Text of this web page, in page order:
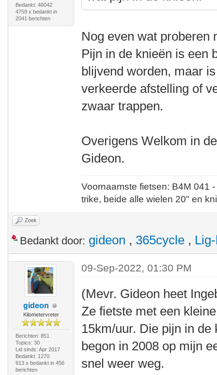
Bedankt: 46042
4759 x bedankt in
2041 berichten
Nog even wat proberen
Pijn in de knieën is een
blijvend worden, maar
verkeerde afstelling of
zwaar trappen.
Overigens Welkom in
Gideon.
Voornaamste fietsen: B4M
trike, beide alle wielen 20" en
Zoek
Bedankt door: gideon , 365cycle ,
gideon
Kilometervreter
Berichten: 851
Topics: 30
Lid sinds: Apr 2017
Bedankt: 1270
913 x bedankt in 456
berichten
09-Sep-2022, 01:30 PM
(Mevr. Gideon heet
Ze fietste met een
15km/uur. Die pijn in
begon in 2008 op mijn
snel weer weg.